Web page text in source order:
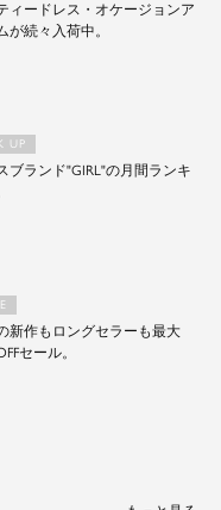
ィードレス・オケージョンア
が続々入荷中。
UP
ブランド"GIRL"の月間ランキ
新作もロングセラーも最大
セール。